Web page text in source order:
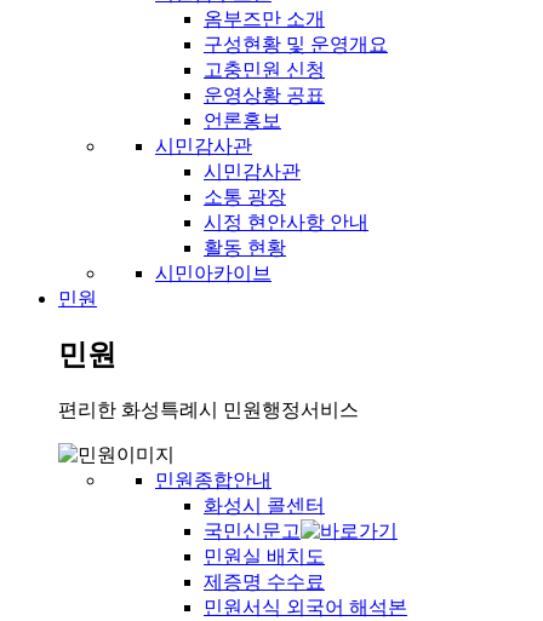
옴부즈만 소개
구성현황 및 운영개요
고충민원 신청
운영상황 공표
언론홍보
시민감사관
시민감사관
소통 광장
시정 현안사항 안내
활동 현황
시민아카이브
민원
민원
편리한 화성특례시 민원행정서비스
민원종합안내
화성시 콜센터
국민신문고
민원실 배치도
제증명 수수료
민원서식 외국어 해석본